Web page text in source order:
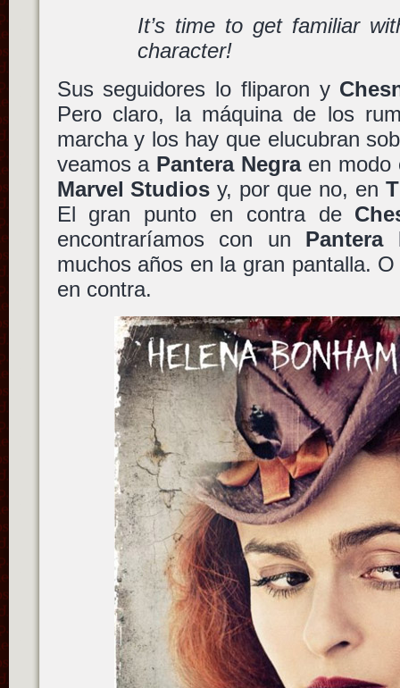
It’s time to get familiar
character!
Sus seguidores lo fliparon y
Pero claro, la máquina de los
marcha y los hay que elucubran
veamos a Pantera Negraen modo
Marvel Studios y, por que no, en
El gran punto en contra de
encontraríamos con un Pantera
muchos años en la gran pantalla.
en contra.